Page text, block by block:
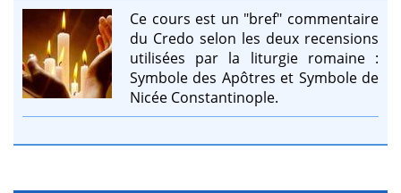
Ce cours est un "bref" commentaire
du Credo selon les deux recensions
utilisées par la liturgie romaine :
Symbole des Apôtres et Symbole de
Nicée Constantinople.